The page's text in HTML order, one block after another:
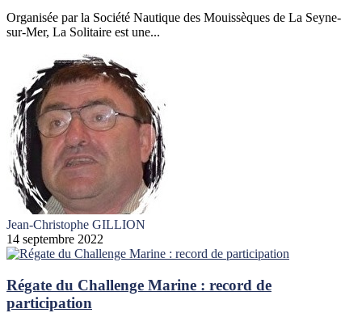
Organisée par la Société Nautique des Mouissèques de La Seyne-
sur-Mer, La Solitaire est une...
Jean-Christophe GILLION
14 septembre 2022
Régate du Challenge Marine : record de
participation